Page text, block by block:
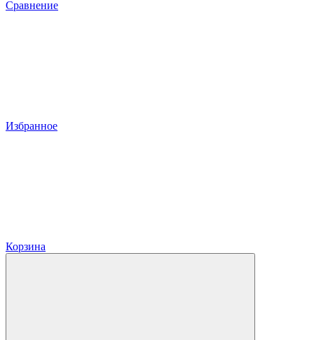
Сравнение
Избранное
Корзина